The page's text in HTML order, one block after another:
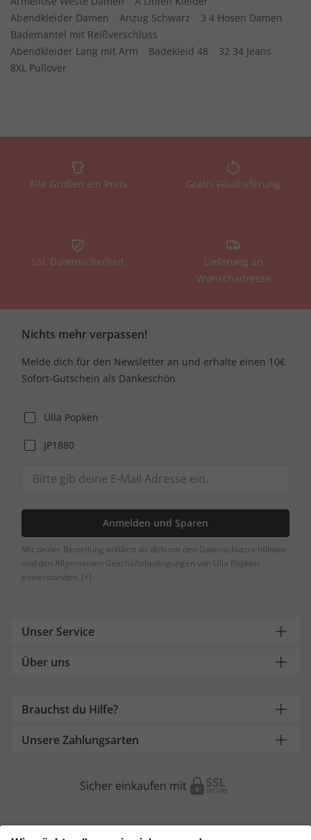
Abendkleider Damen
Anzug Schwarz
3 4 Hosen Damen
Bademantel mit Reißverschluss
Abendkleider Lang mit Arm
Badekleid 48
32 34 Jeans
8XL Pullover
Alle Größen ein Preis Gratis Filiallieferung
SSL Datensicherheit
Lieferung an
Wunschadresse
Nichts mehr verpassen!
Melde dich für den Newsletter an und erhalte einen 10€
Sofort-Gutschein als Dankeschön
Ulla Popken
JP1880
Anmelden und Sparen
Mit deiner Bestellung erklärst du dich mit den Datenschutzrichtlinien
und den Allgemeinen Geschäftsbedingungen von Ulla Popken
einverstanden. [+]
Unser Service
Über uns
Brauchst du Hilfe?
Unsere Zahlungsarten
Sicher einkaufen mit